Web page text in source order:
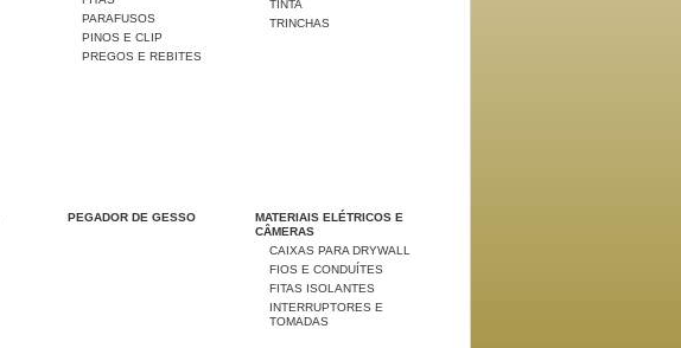
PARAFUSOS
PINOS E CLIP
PREGOS E REBITES
TINTA
TRINCHAS
PEGADOR DE GESSO
MATERIAIS ELÉTRICOS E
CÂMERAS
CAIXAS PARA DRYWALL
FIOS E CONDUÍTES
FITAS ISOLANTES
INTERRUPTORES E
TOMADAS